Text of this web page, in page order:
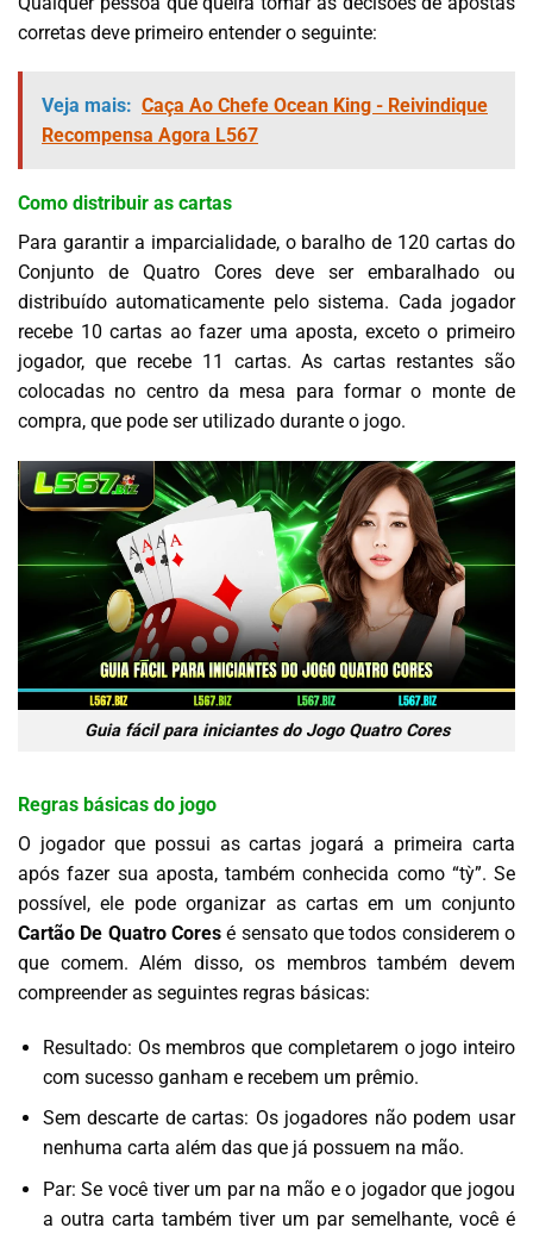
corretas deve primeiro entender o seguinte:
Veja mais: Caça Ao Chefe Ocean King - Reivindique
Recompensa Agora L567
Como distribuir as cartas
Para garantir a imparcialidade, o baralho de 120 cartas do
Conjunto de Quatro Cores deve ser embaralhado ou
distribuído automaticamente pelo sistema. Cada jogador
recebe 10 cartas ao fazer uma aposta, exceto o primeiro
jogador, que recebe 11 cartas. As cartas restantes são
colocadas no centro da mesa para formar o monte de
compra, que pode ser utilizado durante o jogo.
Guia fácil para iniciantes do Jogo Quatro Cores
Regras básicas do jogo
O jogador que possui as cartas jogará a primeira carta
após fazer sua aposta, também conhecida como “tỳ”. Se
possível, ele pode organizar as cartas em um conjunto
Cartão De Quatro Coresé sensato que todos considerem o
que comem. Além disso, os membros também devem
compreender as seguintes regras básicas:
Resultado: Os membros que completarem o jogo inteiro
com sucesso ganham e recebem um prêmio.
Sem descarte de cartas: Os jogadores não podem usar
nenhuma carta além das que já possuem na mão.
Par: Se você tiver um par na mão e o jogador que jogou
a outra carta também tiver um par semelhante, você é